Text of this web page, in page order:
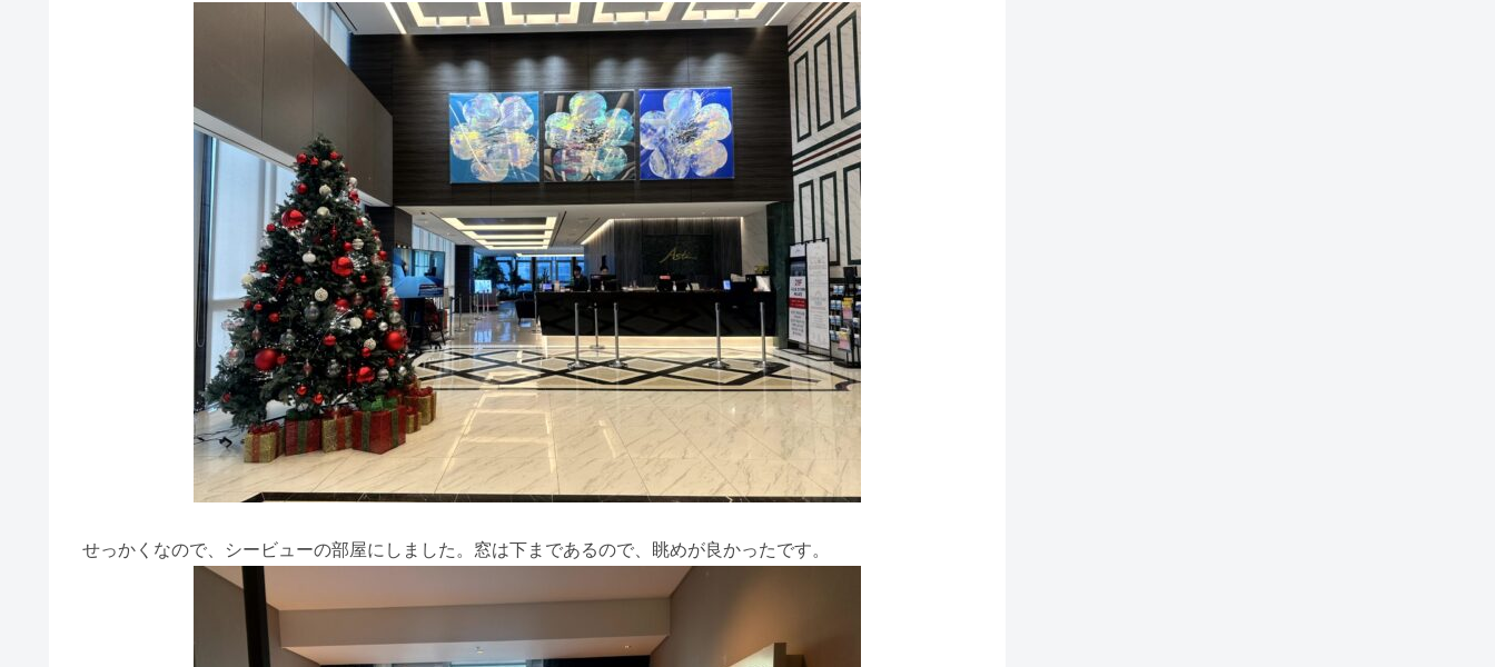
せっかくなので、シービューの部屋にしました。窓は下まであるので、眺めが良かったです。